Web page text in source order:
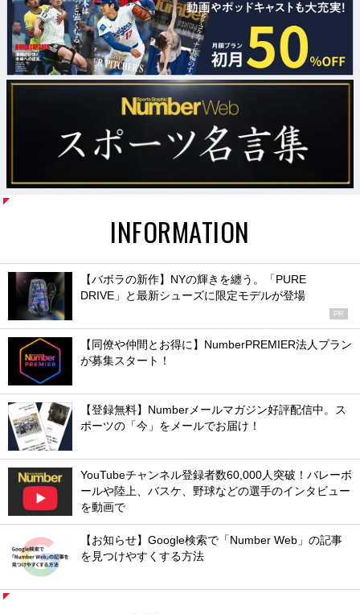
INFORMATION
【バボラの新作】NYの輝きを纏う。「PURE
DRIVE」と最新シューズに限定モデルが登場
PR
【同僚や仲間とお得に】NumberPREMIER法人プラン
が募集スタート！
【登録無料】Numberメールマガジン好評配信中。ス
ポーツの「今」をメールでお届け！
YouTubeチャンネル登録者数60,000人突破！バレーボ
ールや陸上、バスケ、野球などの選手のインタビュー
を動画で
【お知らせ】Google検索で「Number Web」の記事
を見つけやすくする方法